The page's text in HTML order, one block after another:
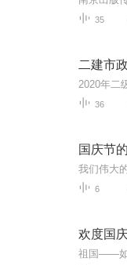
35
二建市
36
国庆节
6
欢度国